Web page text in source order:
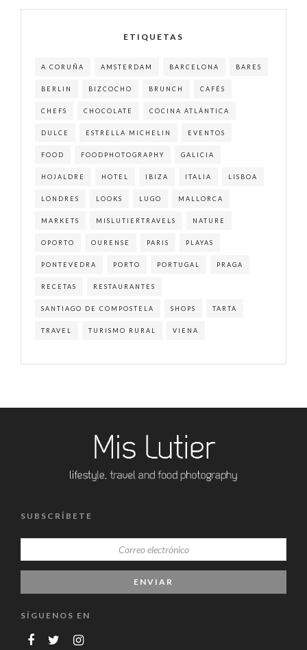
ETIQUETAS
A CORUÑA AMSTERDAM BARCELONA BARES
BERLIN BIZCOCHO BRUNCH CAFÉS
CHEFS CHOCOLATE COCINA ATLÁNTICA
DULCE ESTRELLA MICHELIN EVENTOS
FOOD FOODPHOTOGRAPHY GALICIA
HOJALDRE HOTEL IBIZA ITALIA LISBOA
LONDRES LOOKS LUGO MALLORCA
MARKETS MISLUTIERTRAVELS NATURE
OPORTO OURENSE PARIS PLAYAS
PONTEVEDRA PORTO PORTUGAL PRAGA
RECETAS RESTAURANTES
SANTIAGO DE COMPOSTELA SHOPS TARTA
TRAVEL TURISMO RURAL VIENA
SUBSCRÍBETE
SÍGUENOS EN